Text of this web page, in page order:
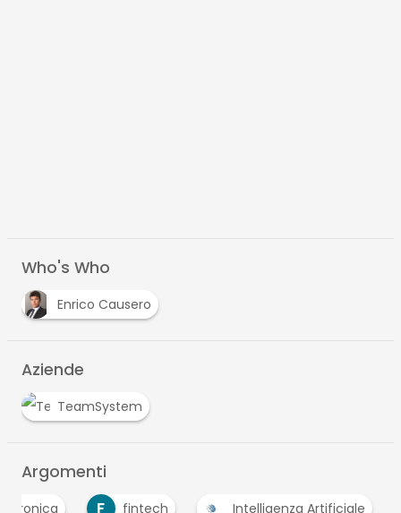
Who's Who
Enrico Causero
Aziende
TeamSystem
Argomenti
fintech Intelligenza Artificiale